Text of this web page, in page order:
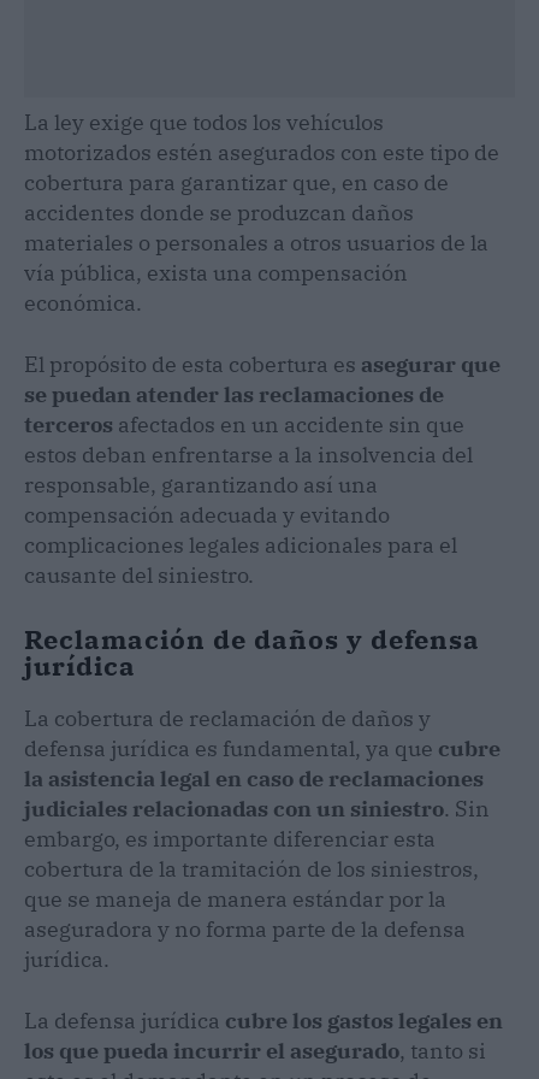
La ley exige que todos los vehículos
motorizados estén asegurados con este tipo de
cobertura para garantizar que, en caso de
accidentes donde se produzcan daños
materiales o personales a otros usuarios de la
vía pública, exista una compensación
económica.
El propósito de esta cobertura es asegurar que
se puedan atender las reclamaciones de
terceros afectados en un accidente sin que
estos deban enfrentarse a la insolvencia del
responsable, garantizando así una
compensación adecuada y evitando
complicaciones legales adicionales para el
causante del siniestro.
Reclamación de daños y defensa
jurídica
La cobertura de reclamación de daños y
defensa jurídica es fundamental, ya que cubre
la asistencia legal en caso de reclamaciones
judiciales relacionadas con un siniestro. Sin
embargo, es importante diferenciar esta
cobertura de la tramitación de los siniestros,
que se maneja de manera estándar por la
aseguradora y no forma parte de la defensa
jurídica.
La defensa jurídica cubre los gastos legales en
los que pueda incurrir el asegurado, tanto si